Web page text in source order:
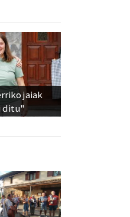
jaiak
ditu"